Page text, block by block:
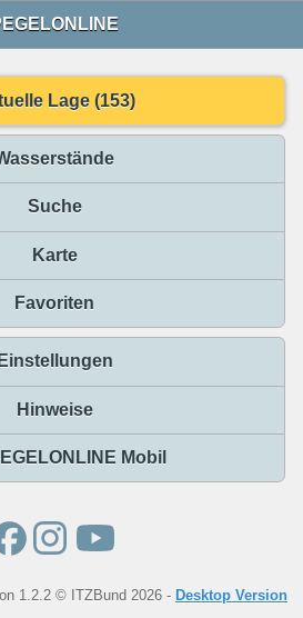
Lage (153)
Suche
Karte
Favoriten
Einstellungen
Hinweise
Mobil
1.2.2 © ITZBund 2026 - Desktop Version